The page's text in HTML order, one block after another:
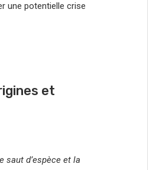
une potentielle crise
et
saut d’espèce et la